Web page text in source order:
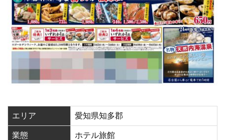
エリア 愛知県知多郡
業態 ホテル旅館